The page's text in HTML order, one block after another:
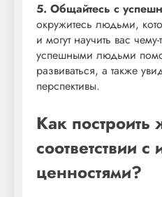
5. Общайтесь с
окружитесь людьми,
и могут научить вас
успешными людьми
развиваться, а также
перспективы.
Как построить
соответствии
ценностями?